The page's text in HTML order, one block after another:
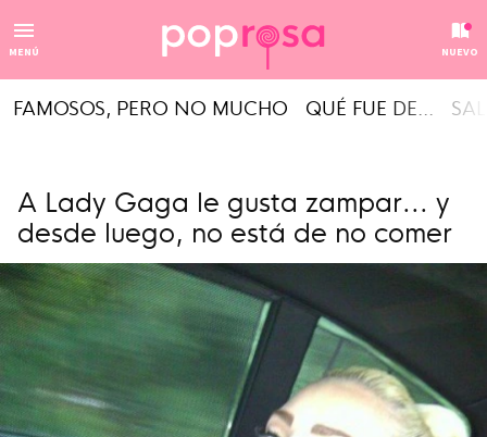
MENÚ NUEVO
FAMOSOS, PERO NO MUCHO QUÉ FUE DE...
A Lady Gaga le gusta zampar... y
desde luego, no está de no comer